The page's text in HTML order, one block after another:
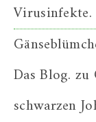
Virusinfekte.
Das Blog. zu
schwarzen